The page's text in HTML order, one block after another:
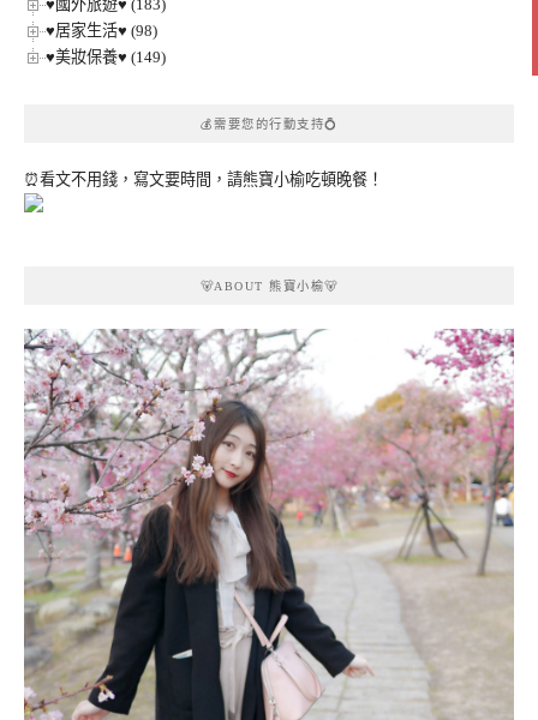
♥國外旅遊♥ (183)
♥居家生活♥ (98)
♥美妝保養♥ (149)
💰需要您的行動支持💍
⏰看文不用錢，寫文要時間，請熊寶小榆吃頓晚餐！
🐻ABOUT 熊寶小榆🐻